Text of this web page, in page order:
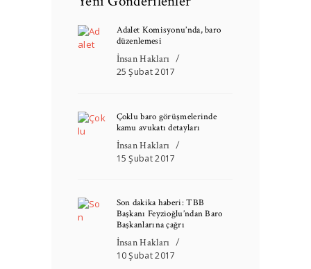
Adalet Komisyonu’nda, baro
düzenlemesi
İnsan Hakları
25 Şubat 2017
Çoklu baro görüşmelerinde
kamu avukatı detayları
İnsan Hakları
15 Şubat 2017
Son dakika haberi: TBB
Başkanı Feyzioğlu’ndan Baro
Başkanlarına çağrı
İnsan Hakları
10 Şubat 2017